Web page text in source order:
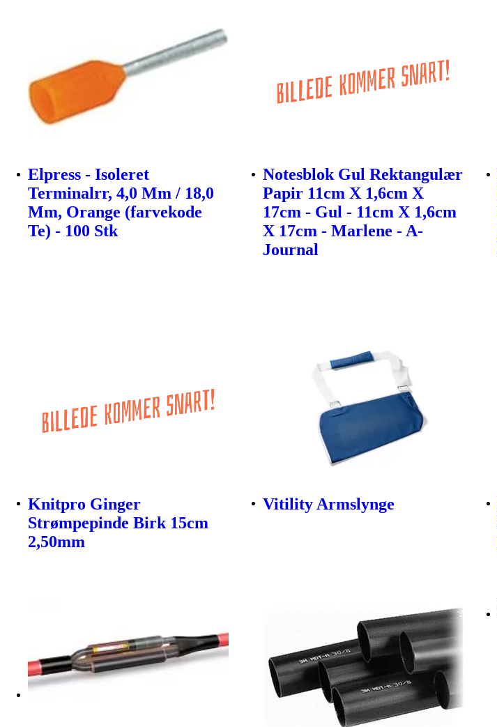
Elpress - Isoleret
Terminalrr, 4,0 Mm / 18,0
Mm, Orange (farvekode
Te) - 100 Stk
Notesblok Gul Rektangulær
Papir 11cm X 1,6cm X
17cm - Gul - 11cm X 1,6cm
X 17cm - Marlene - A-
Journal
Knitpro Ginger
Strømpepinde Birk 15cm
2,50mm
Vitility Armslynge